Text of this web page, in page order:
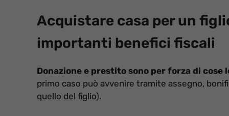
Acquistare casa per un
importanti benefici fiscali
Donazione e prestito sono per forza di
primo caso può avvenire tramite assegno,
quello del figlio).